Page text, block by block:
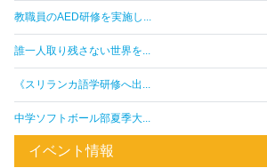
教職員のAED研修を実施し...
誰一人取り残さない世界を...
《スリランカ語学研修へ出...
中学ソフトボール部夏季大...
イベント情報